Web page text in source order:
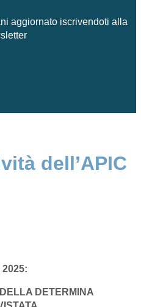
aggiornato iscrivendoti alla
dell’APIC
DETERMINA